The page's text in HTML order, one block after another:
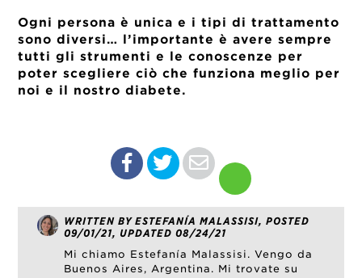
Ogni persona è unica e i tipi di trattamento
sono diversi… l’importante è avere sempre
tutti gli strumenti e le conoscenze per
poter scegliere ciò che funziona meglio per
noi e il nostro diabete.
WRITTEN BY ESTEFANÍA MALASSISI, POSTED
09/01/21, UPDATED 08/24/21
Mi chiamo Estefanía Malassisi. Vengo da
Buenos Aires, Argentina. Mi trovate su